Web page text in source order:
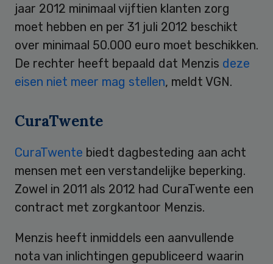
jaar 2012 minimaal vijftien klanten zorg
moet hebben en per 31 juli 2012 beschikt
over minimaal 50.000 euro moet beschikken.
De rechter heeft bepaald dat Menzis deze
eisen niet meer mag stellen, meldt VGN.
CuraTwente
CuraTwente biedt dagbesteding aan acht
mensen met een verstandelijke beperking.
Zowel in 2011 als 2012 had CuraTwente een
contract met zorgkantoor Menzis.
Menzis heeft inmiddels een aanvullende
nota van inlichtingen gepubliceerd waarin